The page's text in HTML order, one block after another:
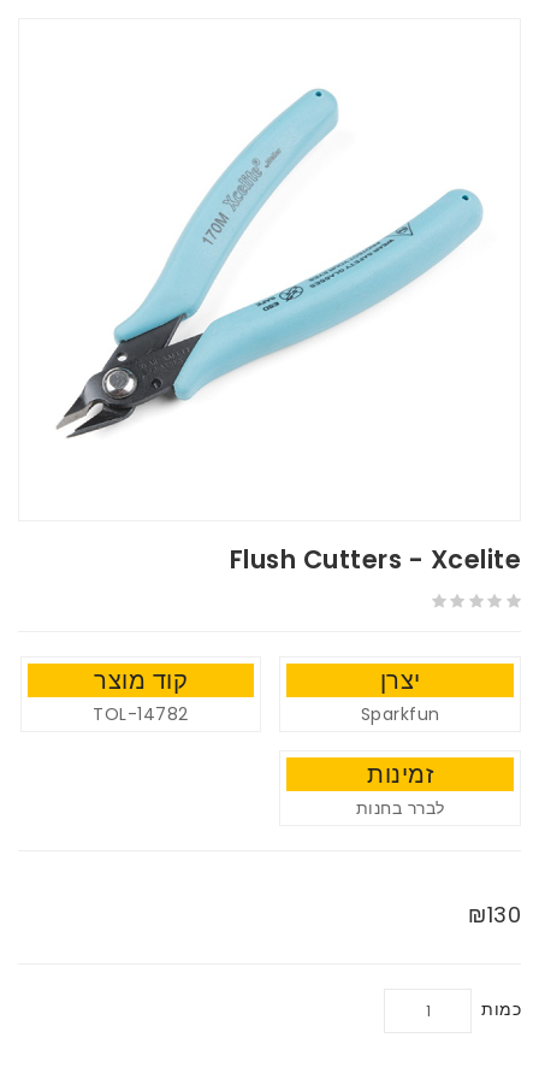
Flush Cutters - Xcelite
יצרן
Sparkfun
קוד מוצר
TOL-14782
זמינות
לברר בחנות
₪130
כמות